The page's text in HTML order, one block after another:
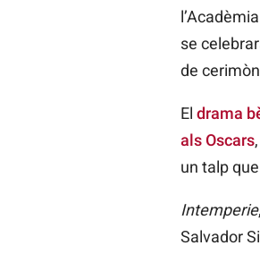
se
de
El drama
als Oscars
un talp
Intemperie
Salvador